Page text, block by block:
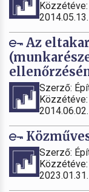
Az
Szerző:
Szerző: